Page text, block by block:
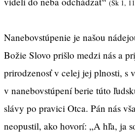
(Sk 1,
Nanebovstúpenie je našou
Božie Slovo prišlo medzi nás a
prirodzenosť v celej jej plnosti, s
v nanebovstúpení berie túto
slávy po pravici Otca. Pán nás
neopustil, ako hovorí: „A hľa, ja